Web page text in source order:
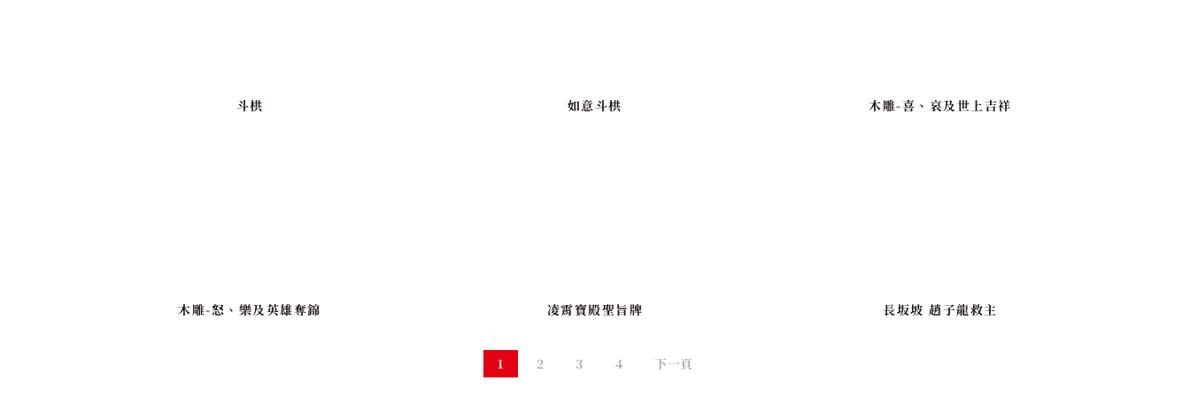
斗栱 如意斗栱 木雕-喜、哀及世上吉祥
木雕-怒、樂及英雄奪錦 凌霄寶殿聖旨牌 長坂坡 趙子龍救主
1 2 3 4 下一頁